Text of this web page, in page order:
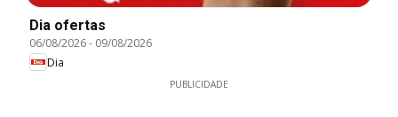
Dia ofertas
06/08/2026- 09/08/2026
Dia
PUBLICIDADE